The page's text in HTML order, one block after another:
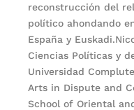
reconstrucción del
político ahondando
España y
Ciencias Políticas y
Universidad
Arts in Dispute and
School of Oriental